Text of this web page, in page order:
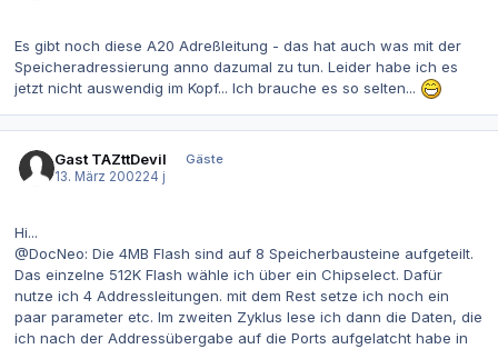
Es gibt noch diese A20 Adreßleitung - das hat auch was mit der
Speicheradressierung anno dazumal zu tun. Leider habe ich es
jetzt nicht auswendig im Kopf... Ich brauche es so selten...
Gast TAZttDevil
Gäste
13. März 200224 j
Hi...
@DocNeo: Die 4MB Flash sind auf 8 Speicherbausteine aufgeteilt.
Das einzelne 512K Flash wähle ich über ein Chipselect. Dafür
nutze ich 4 Addressleitungen. mit dem Rest setze ich noch ein
paar parameter etc. Im zweiten Zyklus lese ich dann die Daten, die
ich nach der Addressübergabe auf die Ports aufgelatcht habe in